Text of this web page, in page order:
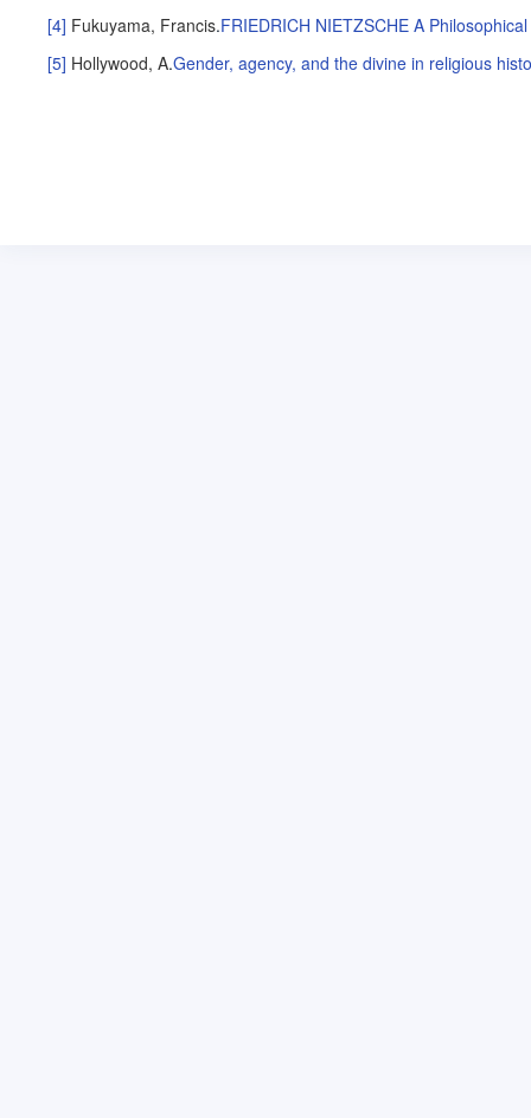
[4] Fukuyama, Francis.FRIEDRICH NIETZSCHE A
[5] Hollywood, A.Gender, agency, and the divine in religious